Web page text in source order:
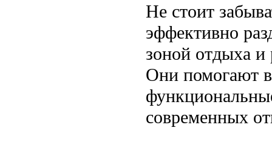
Не стоит
эффективно
зоной отдыха и
Они помогают
современных